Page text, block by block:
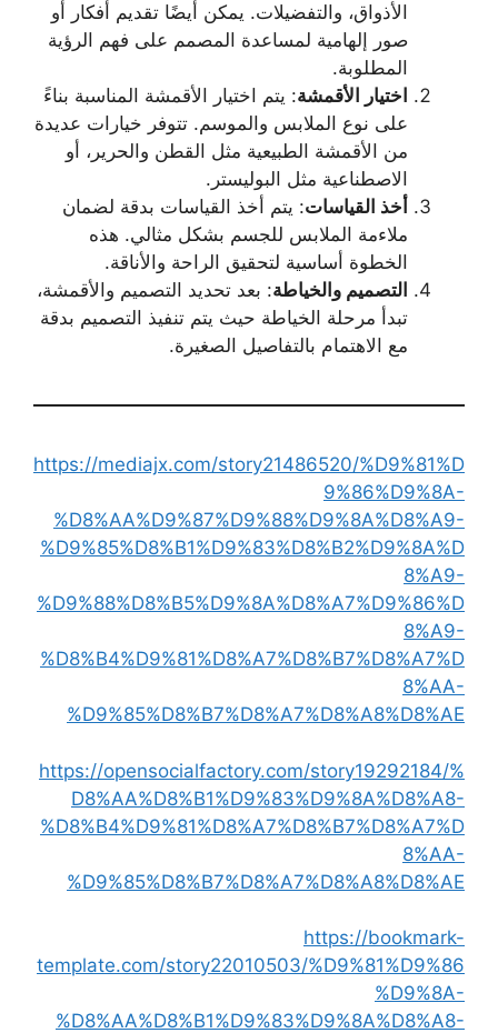
الأذواق، والتفضيلات. يمكن أيضًا تقديم أفكار أو
صور إلهامية لمساعدة المصمم على فهم الرؤية
المطلوبة.
اختيار الأقمشة: يتم اختيار الأقمشة المناسبة بناءً
على نوع الملابس والموسم. تتوفر خيارات عديدة
من الأقمشة الطبيعية مثل القطن والحرير، أو
الاصطناعية مثل البوليستر.
أخذ القياسات: يتم أخذ القياسات بدقة لضمان
ملاءمة الملابس للجسم بشكل مثالي. هذه
الخطوة أساسية لتحقيق الراحة والأناقة.
التصميم والخياطة: بعد تحديد التصميم والأقمشة،
تبدأ مرحلة الخياطة حيث يتم تنفيذ التصميم بدقة
مع الاهتمام بالتفاصيل الصغيرة.
https://mediajx.com/story21486520/%D9%81%D
9%86%D9%8A-
%D8%AA%D9%87%D9%88%D9%8A%D8%A9-
%D9%85%D8%B1%D9%83%D8%B2%D9%8A%D
8%A9-
%D9%88%D8%B5%D9%8A%D8%A7%D9%86%D
8%A9-
%D8%B4%D9%81%D8%A7%D8%B7%D8%A7%D
8%AA-
%D9%85%D8%B7%D8%A7%D8%A8%D8%AE
https://opensocialfactory.com/story19292184/%
D8%AA%D8%B1%D9%83%D9%8A%D8%A8-
%D8%B4%D9%81%D8%A7%D8%B7%D8%A7%D
8%AA-
%D9%85%D8%B7%D8%A7%D8%A8%D8%AE
https://bookmark-
template.com/story22010503/%D9%81%D9%86
%D9%8A-
%D8%AA%D8%B1%D9%83%D9%8A%D8%A8-